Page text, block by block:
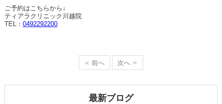
ご予約はこちらから↓
ティアラクリニック川越院
TEL： 0492292200
前へ 次へ
最新ブログ